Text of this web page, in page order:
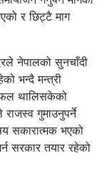
र छिट्टै माग
नेपालको सुनचाँदी
भन्दै मन्त्री
थालिसकेको
गुमाउनुपर्ने
सकारात्मक भएको
सरकार तयार रहेको